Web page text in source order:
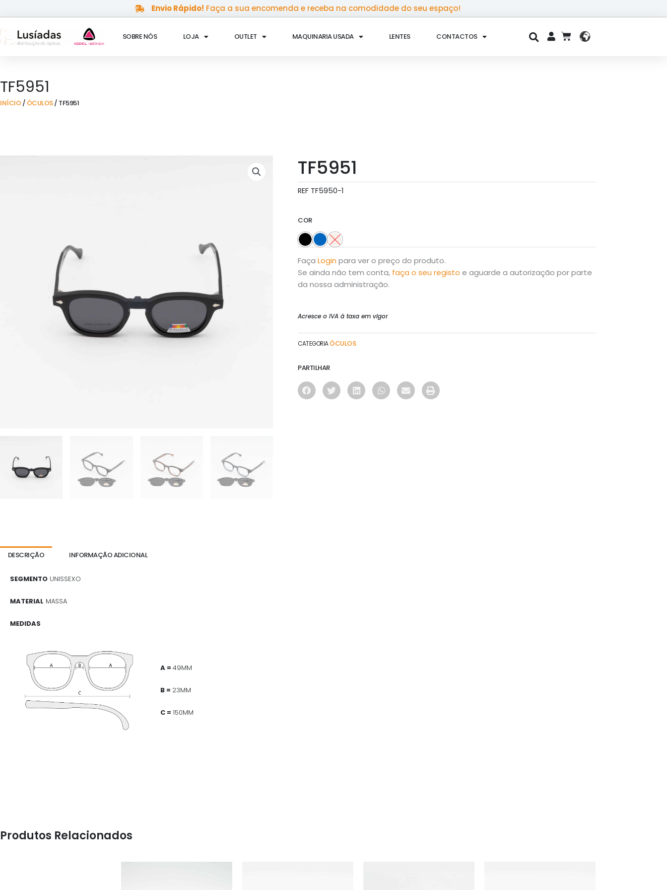
to
content
Envio Rápido! Faça a sua encomenda e receba na comodidade do seu espaço!
SOBRE NÓS LOJA OUTLET MAQUINARIA USADA LENTES CONTACTOS CART
TF5951
INÍCIO / ÓCULOS/ TF5951
DESCRIÇÃO INFORMAÇÃO ADICIONAL
SEGMENTO UNISSEXO
MATERIAL MASSA
MEDIDAS
A = 49MM
B = 23MM
C = 150MM
TF5951
REF TF5950-1
COR
Faça Login para ver o preço do produto.
Se ainda não tem conta, faça o seu registo e aguarde a autorização por parte
da nossa administração.
Acresce o IVA à taxa em vigor
CATEGORIA ÓCULOS
PARTILHAR
Produtos Relacionados